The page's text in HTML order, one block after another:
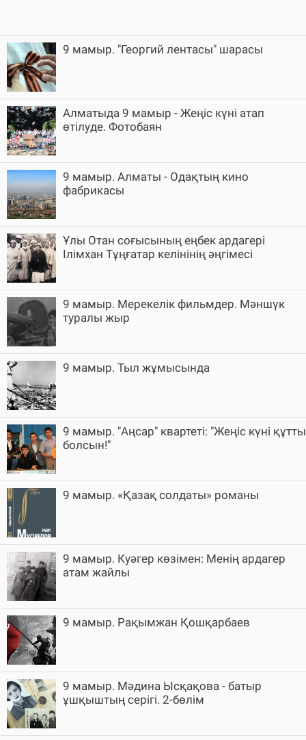
9 мамыр. "Георгий лентасы" шарасы
Алматыда 9 мамыр - Жеңіс күні атап
өтілуде. Фотобаян
9 мамыр. Алматы - Одақтың кино
фабрикасы
Ұлы Отан соғысының еңбек ардагері
Ілімхан Тұңғатар келінінің әңгімесі
9 мамыр. Мерекелік фильмдер. Мәншүк
туралы жыр
9 мамыр. Тыл жұмысында
9 мамыр. "Аңсар" квартеті: "Жеңіс күні құтты
болсын!"
9 мамыр. «Қазақ солдаты» романы
9 мамыр. Куәгер көзімен: Менің ардагер
атам жайлы
9 мамыр. Рақымжан Қошқарбаев
9 мамыр. Мәдина Ысқақова - батыр
ұшқыштың серігі. 2-бөлім